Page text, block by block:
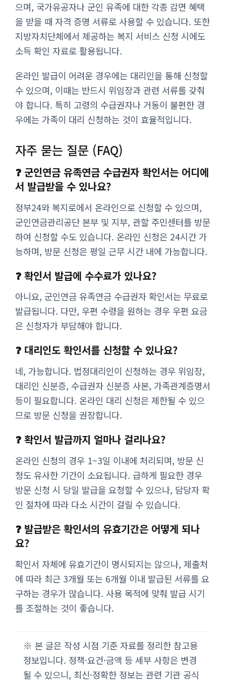
으며, 국가유공자나 군인 유족에 대한 각종 감면 혜택
을 받을 때 자격 증명 서류로 사용할 수 있습니다. 또한
지방자치단체에서 제공하는 복지 서비스 신청 시에도
소득 확인 자료로 활용됩니다.
온라인 발급이 어려운 경우에는 대리인을 통해 신청할
수 있으며, 이때는 반드시 위임장과 관련 서류를 갖춰
야 합니다. 특히 고령의 수급권자나 거동이 불편한 경
우에는 가족이 대리 신청하는 것이 효율적입니다.
자주 묻는 질문 (FAQ)
❓ 군인연금 유족연금 수급권자 확인서는 어디에
서 발급받을 수 있나요?
정부24와 복지로에서 온라인으로 신청할 수 있으며,
군인연금관리공단 본부 및 지부, 관할 주민센터를 방문
하여 신청할 수도 있습니다. 온라인 신청은 24시간 가
능하며, 방문 신청은 평일 근무 시간 내에 가능합니다.
❓ 확인서 발급에 수수료가 있나요?
아니요, 군인연금 유족연금 수급권자 확인서는 무료로
발급됩니다. 다만, 우편 수령을 원하는 경우 우편 요금
은 신청자가 부담해야 합니다.
❓ 대리인도 확인서를 신청할 수 있나요?
네, 가능합니다. 법정대리인이 신청하는 경우 위임장,
대리인 신분증, 수급권자 신분증 사본, 가족관계증명서
등이 필요합니다. 온라인 대리 신청은 제한될 수 있으
므로 방문 신청을 권장합니다.
❓ 확인서 발급까지 얼마나 걸리나요?
온라인 신청의 경우 1~3일 이내에 처리되며, 방문 신
청도 유사한 기간이 소요됩니다. 급하게 필요한 경우
방문 신청 시 당일 발급을 요청할 수 있으나, 담당자 확
인 절차에 따라 다소 시간이 걸릴 수 있습니다.
❓ 발급받은 확인서의 유효기간은 어떻게 되나
요?
확인서 자체에 유효기간이 명시되지는 않으나, 제출처
에 따라 최근 3개월 또는 6개월 이내 발급된 서류를 요
구하는 경우가 많습니다. 사용 목적에 맞춰 발급 시기
를 조절하는 것이 좋습니다.
※ 본 글은 작성 시점 기준 자료를 정리한 참고용
정보입니다. 정책·요건·금액 등 세부 사항은 변경
될 수 있으니, 최신·정확한 정보는 관련 기관 공식